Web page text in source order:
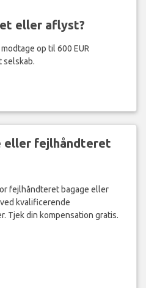
eller aflyst?
op til 600 EUR
selskab.
fejlhåndteret
fejlhåndteret bagage eller
kvalificerende
Tjek din kompensation gratis.